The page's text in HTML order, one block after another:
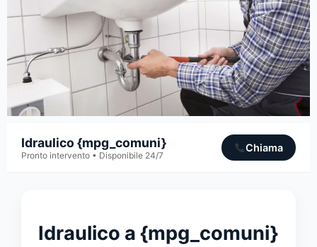
Idraulico {mpg_comuni}
Pronto intervento • Disponibile 24/7
Chiama
Idraulico a {mpg_comuni}